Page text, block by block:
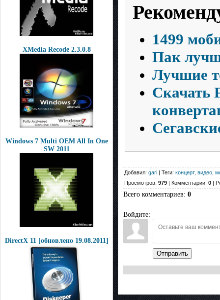
XMedia Recode 2.3.0.8
Windows 7 Multi OEM All In One
SW 2011
DirectX 11 [обновлено 19.08.2011]
1499
Пак
Лучшие
Скачать
Добавил: gari | Теги: концерт, видео
Просмотров: 979 | Комментарии: 0 |
Всего комментариев: 0
Войдите:
Отправить